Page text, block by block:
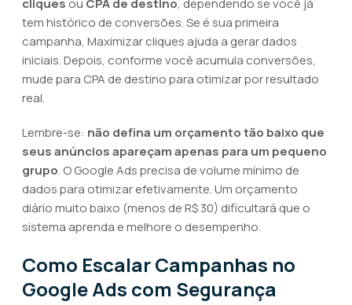
cliques ou CPA de destino, dependendo se você já
tem histórico de conversões. Se é sua primeira
campanha, Maximizar cliques ajuda a gerar dados
iniciais. Depois, conforme você acumula conversões,
mude para CPA de destino para otimizar por resultado
real.
Lembre-se: não defina um orçamento tão baixo que
seus anúncios apareçam apenas para um pequeno
grupo. O Google Ads precisa de volume mínimo de
dados para otimizar efetivamente. Um orçamento
diário muito baixo (menos de R$ 30) dificultará que o
sistema aprenda e melhore o desempenho.
Como Escalar Campanhas no
Google Ads com Segurança